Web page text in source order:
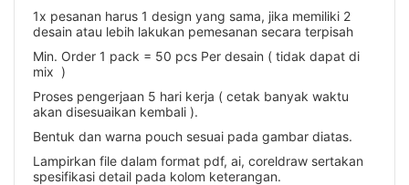
1x pesanan harus 1 design yang sama, jika memiliki 2
desain atau lebih lakukan pemesanan secara terpisah
Min. Order 1 pack = 50 pcs Per desain ( tidak dapat di
mix )
Proses pengerjaan 5 hari kerja ( cetak banyak waktu
akan disesuaikan kembali ).
Bentuk dan warna pouch sesuai pada gambar diatas.
Lampirkan file dalam format pdf, ai, coreldraw sertakan
spesifikasi detail pada kolom keterangan.